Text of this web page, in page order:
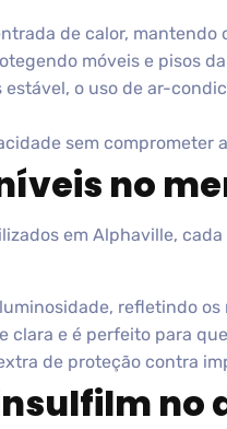
de calor,
móveis e pisos
estável, o uso de ar-
sem comprometer
no
em Alphaville,
refletindo os
clara e é perfeito para
de proteção contra
no